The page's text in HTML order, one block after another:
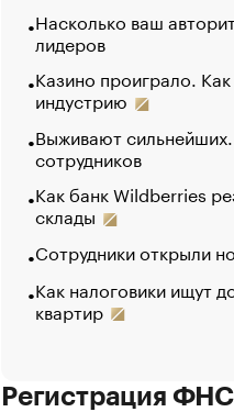
Насколько ваш
лидеров
Казино проиграло.
индустрию
Выживают
сотрудников
Как банк Wildberries
склады
Сотрудники открыли
Как налоговики ищут
квартир
Регистрация ФНС